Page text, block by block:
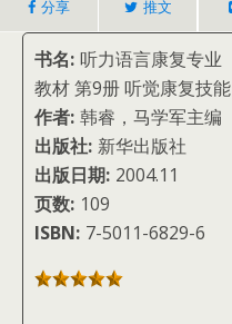
分享 推文
书名: 听力语言康复专业
教材 第9册 听觉康复技能
作者: 韩睿，马学军主编
出版社: 新华出版社
出版日期: 2004.11
页数: 109
ISBN: 7-5011-6829-6